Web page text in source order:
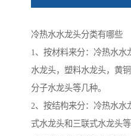
冷热水水龙头分类有哪些
1、按材料来分：冷热水
水龙头，塑料水龙头，黄
分子水龙头等几种。
2、按结构来分：冷热水水
式水龙头和三联式水龙头